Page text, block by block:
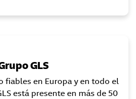
GLS
fiables en Europa y en todo el
está presente en más de 50